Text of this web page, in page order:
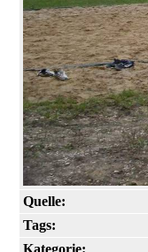
Quelle:
Tags:
Kategorie: